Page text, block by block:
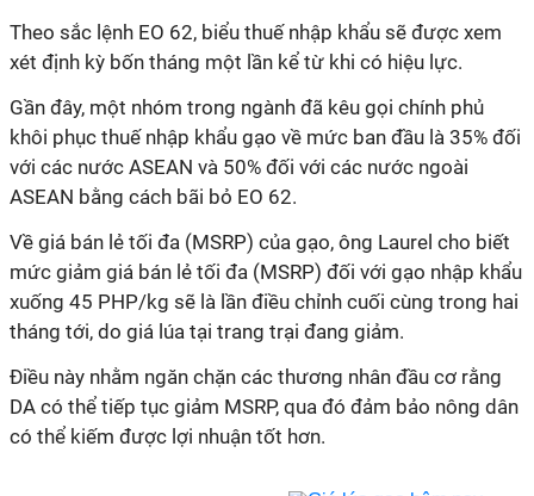
Theo sắc lệnh EO 62, biểu thuế nhập khẩu sẽ được xem
xét định kỳ bốn tháng một lần kể từ khi có hiệu lực.
Gần đây, một nhóm trong ngành đã kêu gọi chính phủ
khôi phục thuế nhập khẩu gạo về mức ban đầu là 35% đối
với các nước ASEAN và 50% đối với các nước ngoài
ASEAN bằng cách bãi bỏ EO 62.
Về giá bán lẻ tối đa (MSRP) của gạo, ông Laurel cho biết
mức giảm giá bán lẻ tối đa (MSRP) đối với gạo nhập khẩu
xuống 45 PHP/kg sẽ là lần điều chỉnh cuối cùng trong hai
tháng tới, do giá lúa tại trang trại đang giảm.
Điều này nhằm ngăn chặn các thương nhân đầu cơ rằng
DA có thể tiếp tục giảm MSRP, qua đó đảm bảo nông dân
có thể kiếm được lợi nhuận tốt hơn.